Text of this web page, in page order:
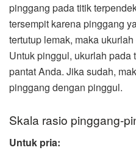
pinggang pada titik
tersempit karena pinggang
tertutup lemak, maka
Untuk pinggul, ukurlah pada
pantat Anda. Jika sudah,
pinggang dengan pinggul.
Skala rasio pinggang-
Untuk pria: